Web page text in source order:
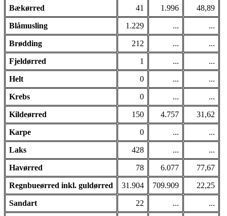
Bækørred 41 1.996 48,89
Blåmusling 1.229 ... ...
Brødding 212 ... ...
Fjeldørred 1 ... ...
Helt 0 ... ...
Krebs 0 ... ...
Kildeørred 150 4.757 31,62
Karpe 0 ... ...
Laks 428 ... ...
Havørred 78 6.077 77,67
Regnbueørred inkl. guldørred 31.904 709.909 22,25
Sandart 22 ... ...